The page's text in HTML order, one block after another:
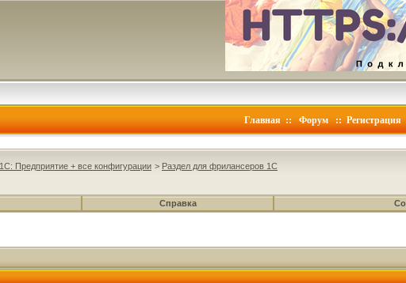
Главная :: Форум:: Регистрация
1C: Предприятие + все конфигурации > Раздел для фрилансеров 1С
Справка